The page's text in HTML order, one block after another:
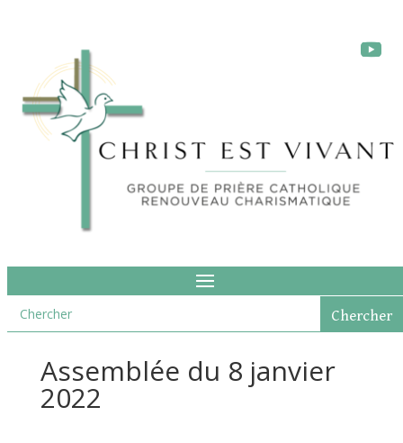
Assemblée du 8 janvier
2022